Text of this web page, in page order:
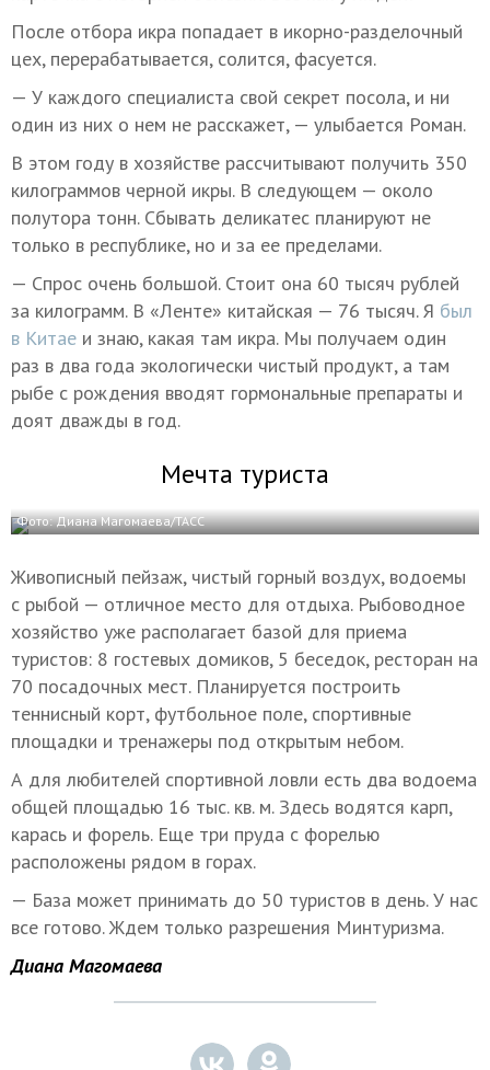
После отбора икра попадает в икорно-разделочный
цех, перерабатывается, солится, фасуется.
— У каждого специалиста свой секрет посола, и ни
один из них о нем не расскажет, — улыбается Роман.
В этом году в хозяйстве рассчитывают получить 350
килограммов черной икры. В следующем — около
полутора тонн. Сбывать деликатес планируют не
только в республике, но и за ее пределами.
— Спрос очень большой. Стоит она 60 тысяч рублей
за килограмм. В «Ленте» китайская — 76 тысяч. Я был
в Китае и знаю, какая там икра. Мы получаем один
раз в два года экологически чистый продукт, а там
рыбе с рождения вводят гормональные препараты и
доят дважды в год.
Мечта туриста
Фото: Диана Магомаева/ТАСС
Живописный пейзаж, чистый горный воздух, водоемы
с рыбой — отличное место для отдыха. Рыбоводное
хозяйство уже располагает базой для приема
туристов: 8 гостевых домиков, 5 беседок, ресторан на
70 посадочных мест. Планируется построить
теннисный корт, футбольное поле, спортивные
площадки и тренажеры под открытым небом.
А для любителей спортивной ловли есть два водоема
общей площадью 16 тыс. кв. м. Здесь водятся карп,
карась и форель. Еще три пруда с форелью
расположены рядом в горах.
— База может принимать до 50 туристов в день. У нас
все готово. Ждем только разрешения Минтуризма.
Диана Магомаева